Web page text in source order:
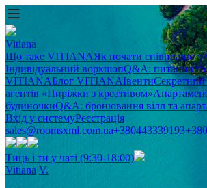
Vitiana
Що таке VITIANAЯк почати співпрацю
Індивідуальний воркшопQ&A: питання та
VITIANAБлог VITIANAІвентиСекретний
агентів «Пиріжки з креативом»
будиночкиQ&A: бронювання вілл та
Вхід у системуРеєстрація
sales@roomsxml.com.ua+380443339193
Тиць і ти у чаті (9:30-18:00)
Vitiana V.